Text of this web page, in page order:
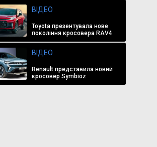
ВІДЕО
Toyota презентувала нове
покоління кросовера RAV4
ВІДЕО
Renault представила новий
кросовер Symbioz